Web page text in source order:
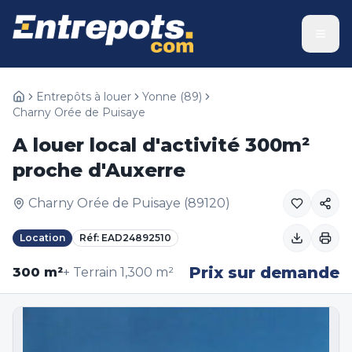
Entrepôts à louer Yonne (89)
Charny Orée de Puisaye
A louer local d'activité 300m²
proche d'Auxerre
Charny Orée de Puisaye (89120)
Location Réf: EAD24892510
300 m²+ Terrain 1,300 m² Prix sur demande